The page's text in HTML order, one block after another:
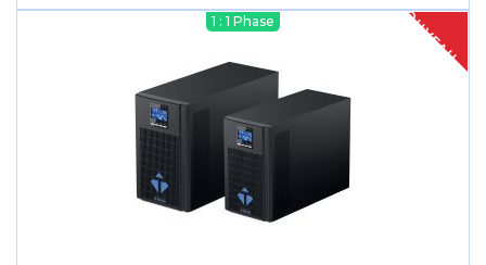
NOUVEAU
1 : 1 Phase